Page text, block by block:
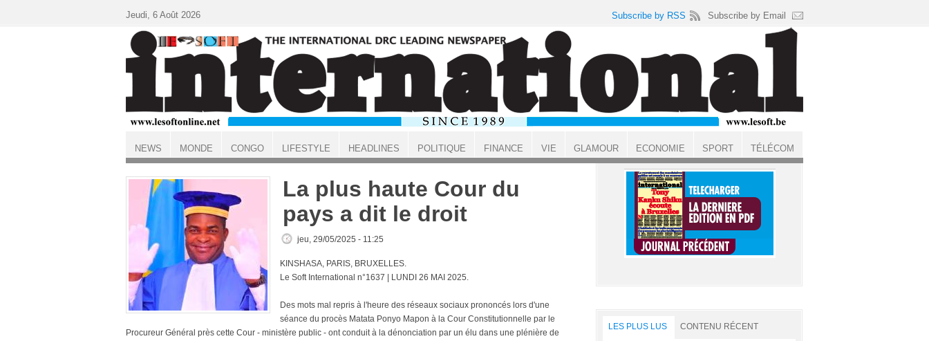
ACCUEIL
La plus haute Cour du
pays a dit le droit
jeu, 29/05/2025 - 11:25
KINSHASA, PARIS, BRUXELLES.
Le Soft International n°1637 | LUNDI 26 MAI 2025.
Des mots mal repris à l'heure des réseaux sociaux prononcés lors d'une
séance du procès Matata Ponyo Mapon à la Cour Constitutionnelle par le
Procureur Général près cette Cour - ministère public - ont conduit à la dénonciation par un élu dans une plénière de
LES PLUS LUS CONTENU RÉCENT
Jeudi, 6 Août 2026 Subscribe by RSS Subscribe by Email
NEWS MONDE CONGO LIFESTYLE HEADLINES POLITIQUE FINANCE VIE GLAMOUR ECONOMIE SPORT TÉLÉCOM